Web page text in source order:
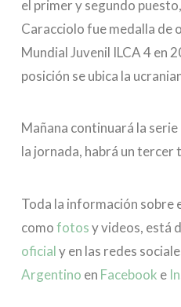
el primer y segundo
Caracciolo fue medalla de
Mundial Juvenil ILCA 4 en
posición se ubica la
Mañana continuará la
la jornada, habrá un tercer
Toda la información sobre
comofotosy videos, está
oficialy en las redes
Argentino en Facebook e